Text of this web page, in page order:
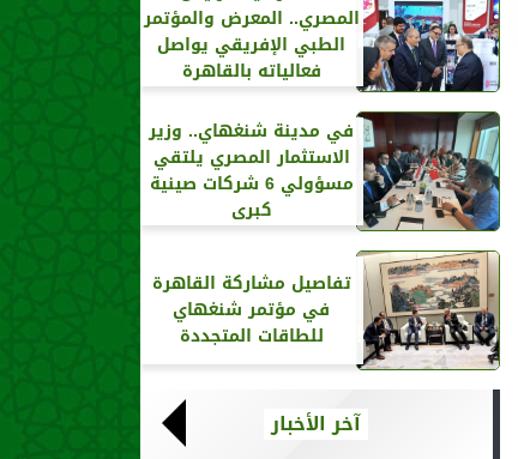
المصري.. المعرض والمؤتمر
الطبي الإفريقي يواصل
فعالياته بالقاهرة
في مدينة شنغهاي.. وزير
الاستثمار المصري يلتقي
مسؤولي 6 شركات صينية
كبرى
تفاصيل مشاركة القاهرة
في مؤتمر شنغهاي
للطاقات المتجددة
آخر الأخبار